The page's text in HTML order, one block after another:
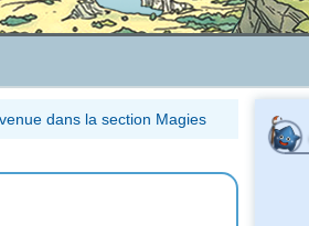
dans la section Magies